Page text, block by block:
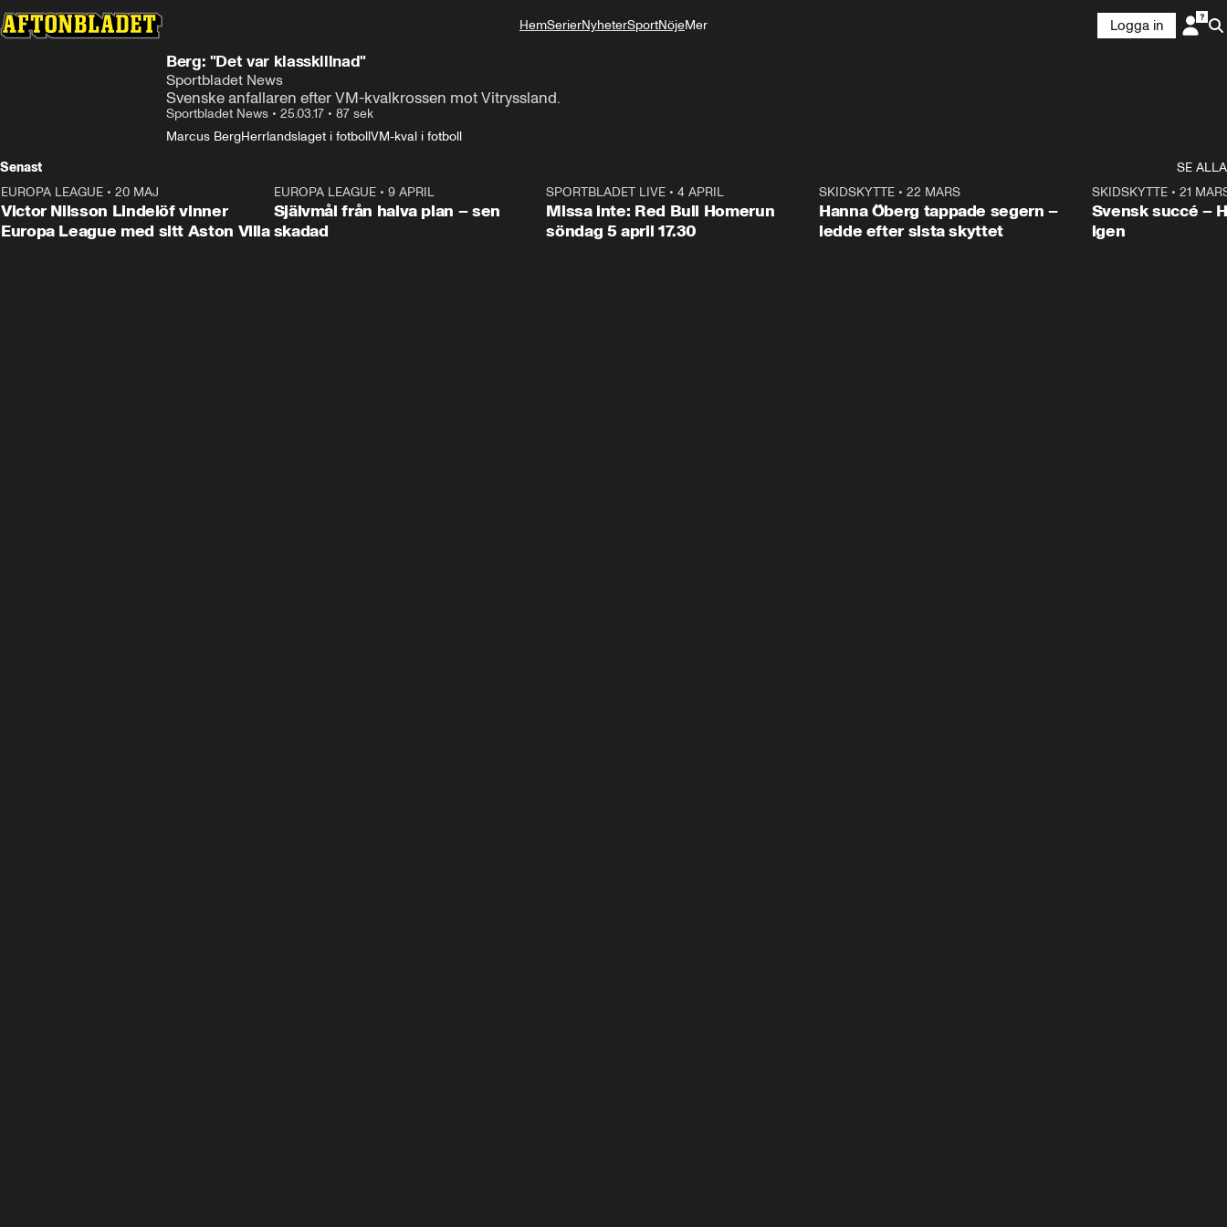
HemSerierNyheterSportNöjeMer
Logga in
Berg: "Det var klasskillnad"
Sportbladet News
Svenske anfallaren efter VM-kvalkrossen mot Vitryssland.
Sportbladet News • 25.03.17 • 87 sek
Marcus BergHerrlandslaget i fotbollVM-kval i fotboll
Senast
SE ALLA
EUROPA LEAGUE • 20 MAJ
Victor Nilsson Lindelöf vinner
Europa League med sitt Aston Villa
1:03
EUROPA LEAGUE• 9 APRIL
Självmål från halva plan – sen
skadad
SPORTBLADET LIVE •4 APRIL
Missa inte: Red Bull Homerun
söndag 5 april 17.30
SKIDSKYTTE• 22 MARS
Hanna Öberg tappade segern –
ledde efter sista skyttet
SKIDSKYTTE• 21
Svensk succé –
igen